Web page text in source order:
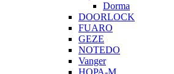
Dorma
DOORLOCK
FUARO
GEZE
NOTEDO
Vanger
НОРА-М